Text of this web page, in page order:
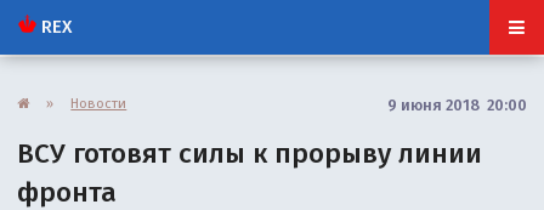
REX
» Новости 9 июня 2018 20:00
ВСУ готовят силы к прорыву линии
фронта